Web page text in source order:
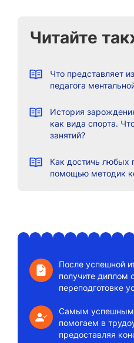
Читайте
Что представляет
педагога
История
как вида спорта.
занятий?
Как достичь любых
помощью методик
После успешной
получите диплом
переподготовке
Самым успешным
помогаем в
предоставляя